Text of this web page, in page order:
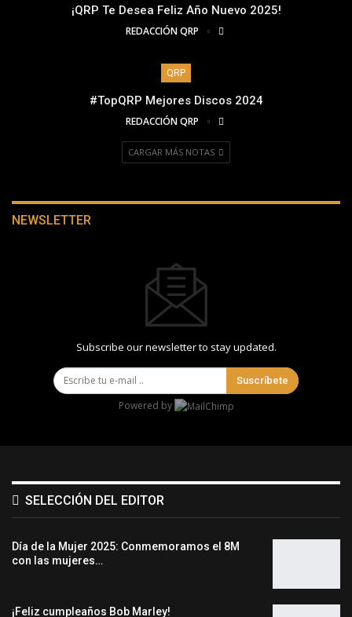
¡QRP Te Desea Feliz Año Nuevo 2025!
REDACCIÓN QRP
QRP
#TopQRP Mejores Discos 2024
REDACCIÓN QRP
CARGAR MÁS NOTAS
NEWSLETTER
Subscribe our newsletter to stay updated.
Suscríbete
Powered by
SELECCIÓN DEL EDITOR
Día de la Mujer 2025: Conmemoramos el 8M
con las mujeres…
¡Feliz cumpleaños Bob Marley!